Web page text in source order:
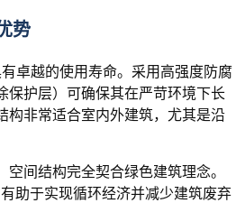
势
卓越的使用寿命。采用高强度防腐
保护层）可确保其在严苛环境下长
构非常适合室内外建筑，尤其是沿
空间结构完全契合绿色建筑理念。
助于实现循环经济并减少建筑废弃